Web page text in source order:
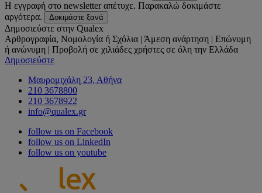
Η εγγραφή στο newsletter απέτυχε. Παρακαλώ δοκιμάστε
αργότερα.
Δοκιμάστε ξανά
Δημοσιεύστε στην Qualex
Αρθρογραφία, Νομολογία ή Σχόλια | Άμεση ανάρτηση | Επώνυμη
ή ανώνυμη | Προβολή σε χιλιάδες χρήστες σε όλη την Ελλάδα
Δημοσιεύστε
Μαυρομιχάλη 23, Αθήνα
210 3678800
210 3678922
info@qualex.gr
follow us on Facebook
follow us on LinkedIn
follow us on youtube